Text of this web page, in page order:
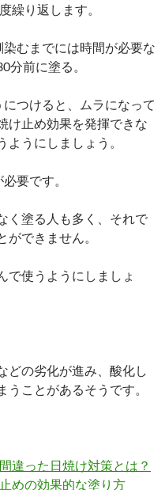
繰り返します。
むまでには時間が必要な
分前に塗る。
つけると、ムラになって
け止め効果を発揮できな
うにしましょう。
要です。
く塗る人も多く、それで
できません。
で使うようにしましょ
どの劣化が進み、酸化し
ことがあるそうです。
違った日焼け対策とは？
めの効果的な塗り方